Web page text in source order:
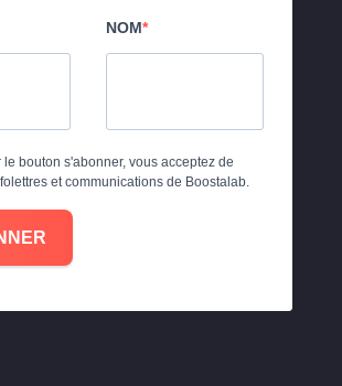
NOM
le bouton s'abonner, vous acceptez de
et communications de Boostalab.